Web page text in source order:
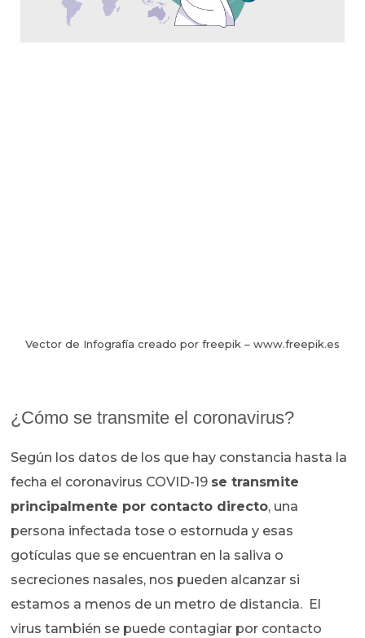
Vector de Infografía creado por freepik – www.freepik.es
¿Cómo se transmite el coronavirus?
Según los datos de los que hay constancia hasta la
fecha el coronavirus COVID-19 se transmite
principalmente por contacto directo, una
persona infectada tose o estornuda y esas
gotículas que se encuentran en la saliva o
secreciones nasales, nos pueden alcanzar si
estamos a menos de un metro de distancia. El
virus también se puede contagiar por contacto